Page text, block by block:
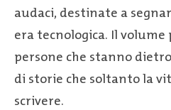
audaci, destinate a
era tecnologica. Il
persone che stanno
di storie che soltanto la
scrivere.